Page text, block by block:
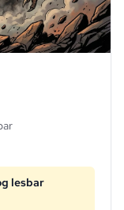
lesbar